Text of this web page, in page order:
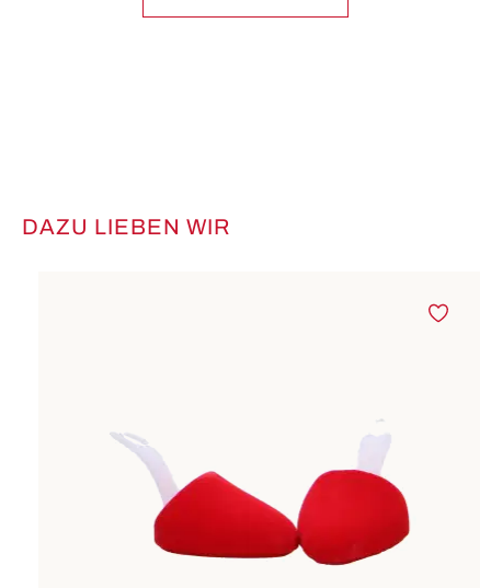
Produktgalerie überspringen
DAZU LIEBEN WIR